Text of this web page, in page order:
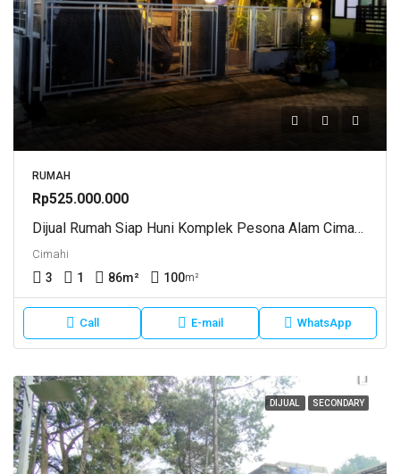
RUMAH
Rp525.000.000
Dijual Rumah Siap Huni Komplek Pesona Alam Cimahi Utara
Cimahi
3 1 86m² 100m²
Call E-mail WhatsApp
DIJUAL SECONDARY